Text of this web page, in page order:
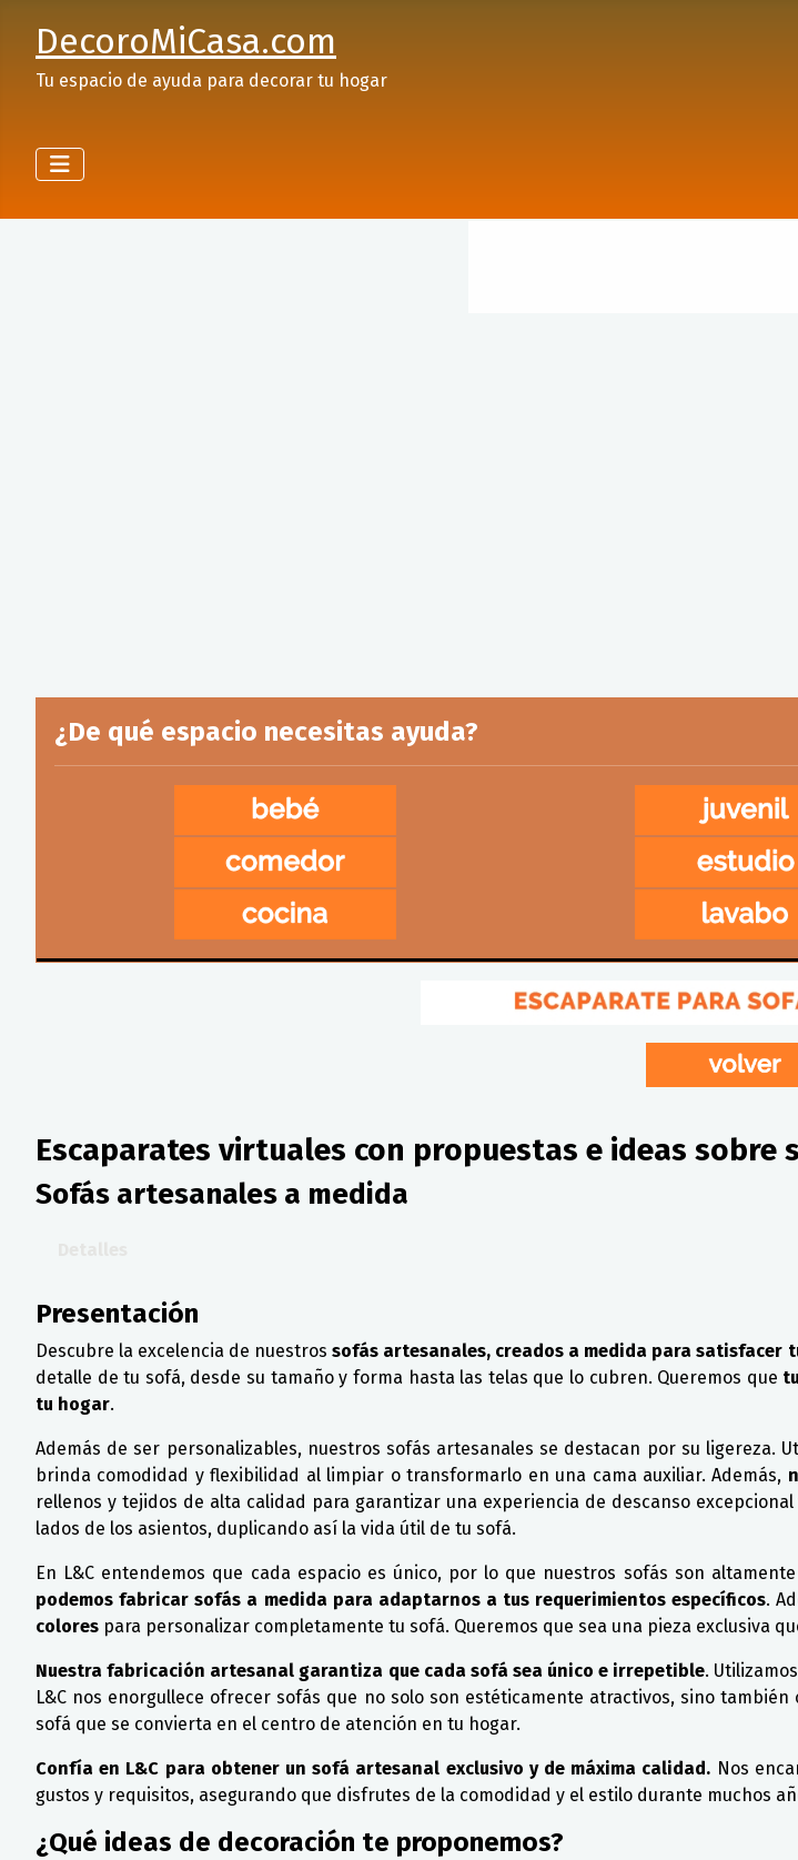
DecoroMiCasa.com
Tu espacio de ayuda para decorar tu hogar
¿De qué espacio necesitas ayuda?
Escaparates virtuales con propuestas e ideas sobre
Sofás artesanales a medida
Presentación
Descubre la excelencia de nuestrossofás artesanales, creados a medida para satisfacer
detalle de tu sofá, desde su tamaño y forma hasta las telas que lo cubren. Queremos que
tu hogar.
Además de ser personalizables, nuestros sofás artesanales se destacan por su
brinda comodidad y flexibilidad al limpiar o transformarlo en una cama auxiliar. Además,
rellenos y tejidos de alta calidad para garantizar una experiencia de descanso
lados de los asientos, duplicando así la vida útil de tu sofá.
En L&C entendemos que cada espacio es único, por lo que nuestros sofás son
podemos fabricar sofás a medida para adaptarnos a tus requerimientos específicos.
colores para personalizar completamente tu sofá. Queremos que sea una pieza exclusiva
Nuestra fabricación artesanal garantiza que cada sofá sea único e irrepetible.
L&C nos enorgullece ofrecer sofás que no solo son estéticamente atractivos, sino
sofá que se convierta en el centro de atención en tu hogar.
Confía en L&C para obtener un sofá artesanal exclusivo y de máxima calidad. Nos
gustos y requisitos, asegurando que disfrutes de la comodidad y el estilo durante muchos
¿Qué ideas de decoración te proponemos?